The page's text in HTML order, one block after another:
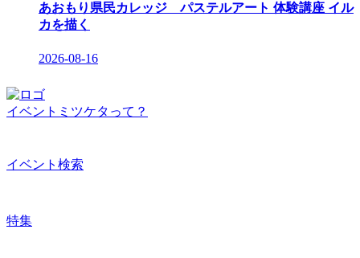
あおもり県民カレッジ パステルアート 体験講座 イル
カを描く
2026-08-16
イベントミツケタって？
イベント検索
特集